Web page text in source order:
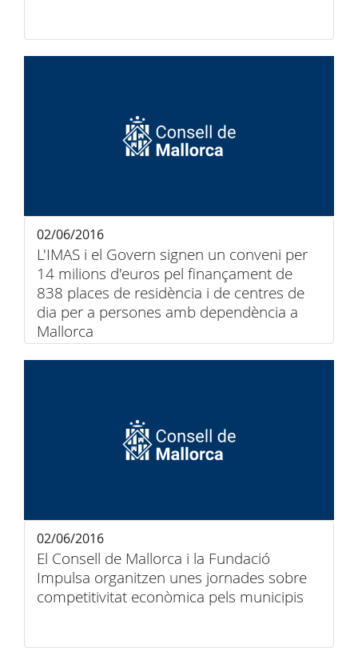
L'IMAS i el Govern signen un conveni per
14 milions d'euros pel finançament de
838 places de residència i de centres de
dia per a persones amb dependència a
Mallorca
02/06/2016
El Consell de Mallorca i la Fundació
Impulsa organitzen unes jornades sobre
competitivitat econòmica pels municipis
02/06/2016